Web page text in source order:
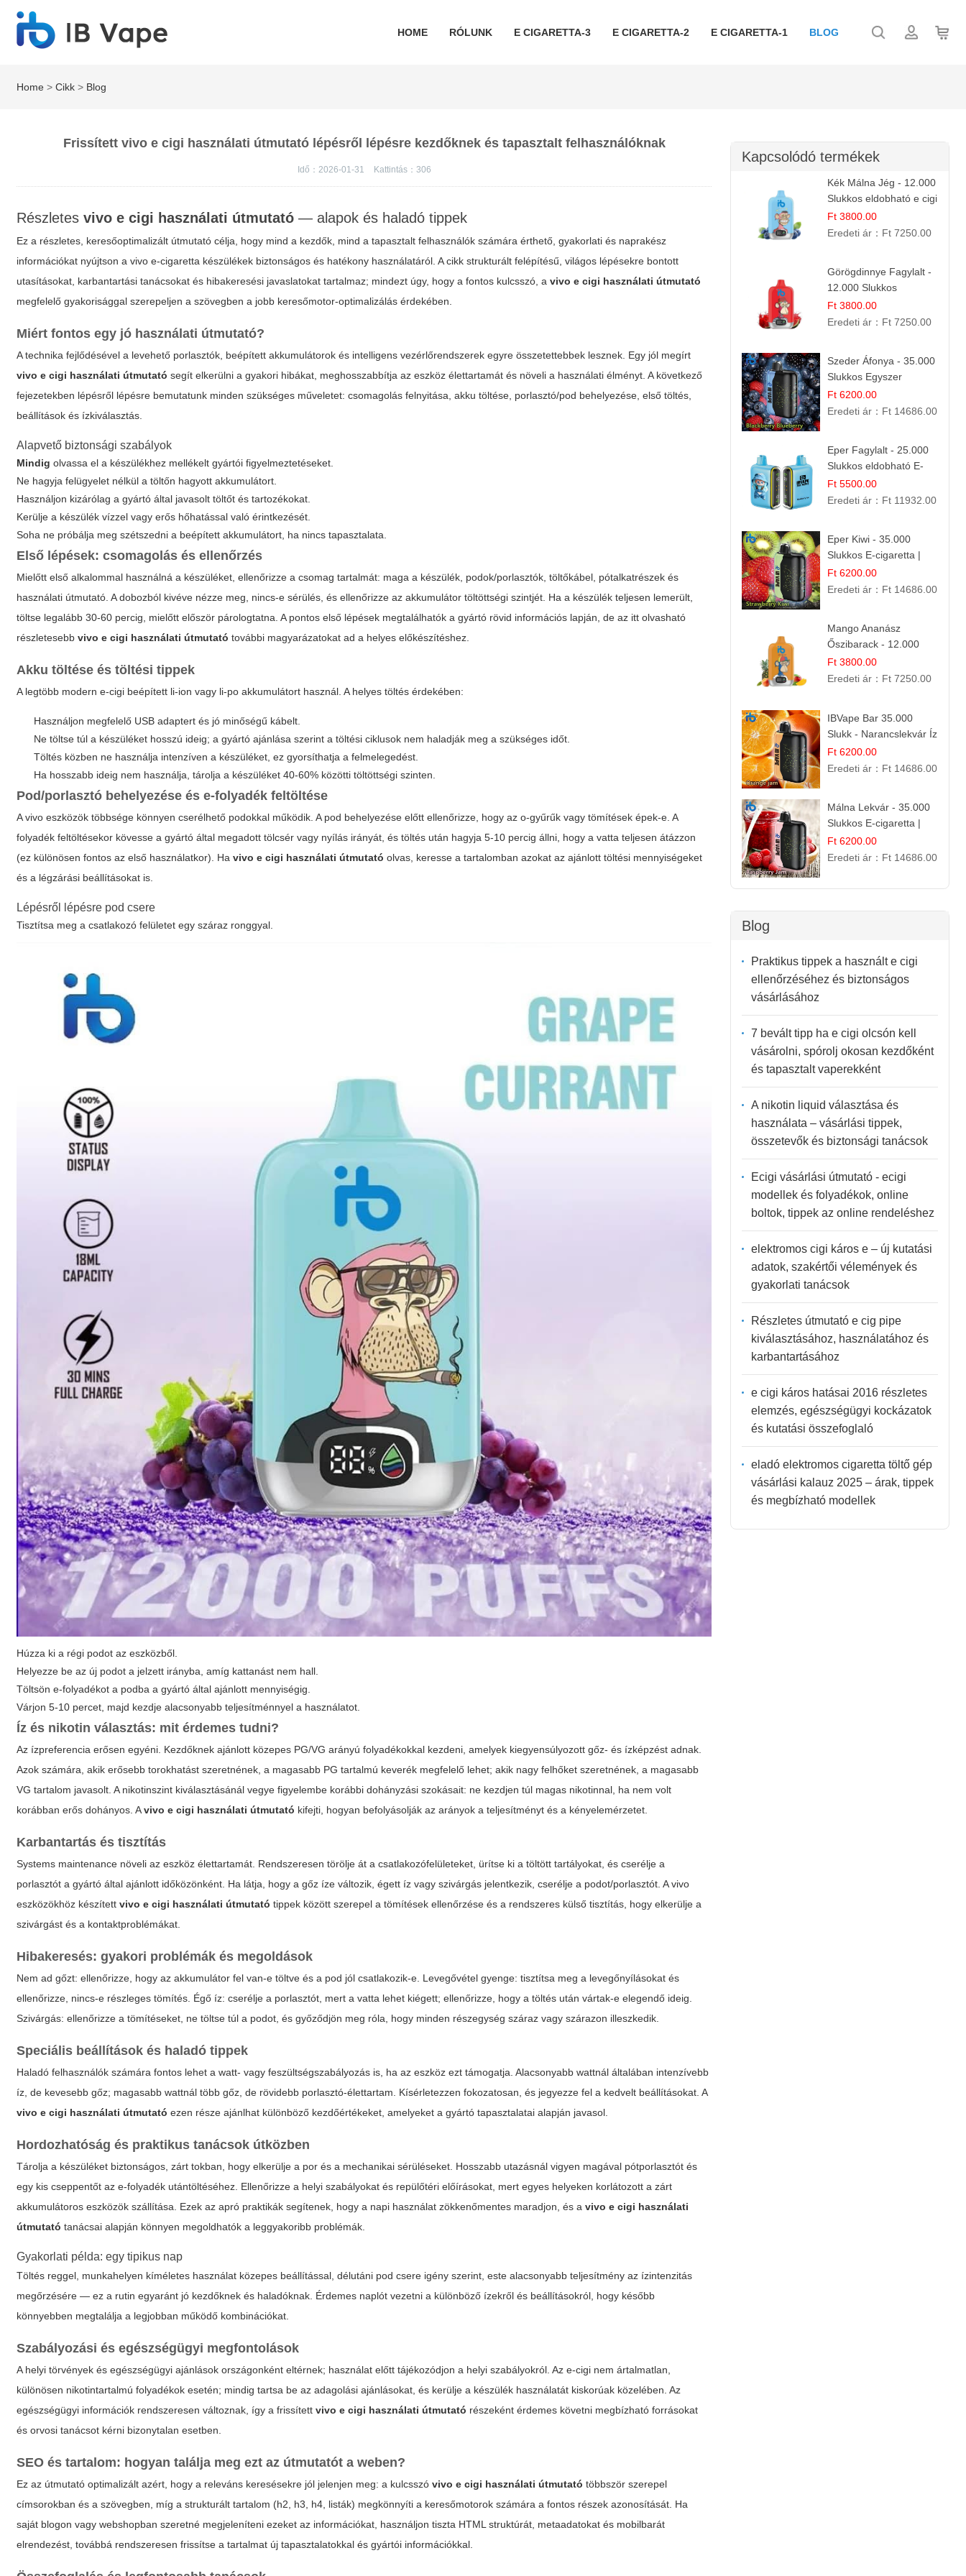
HOME RÓLUNK E CIGARETTA-3 E CIGARETTA-2 E CIGARETTA-1 BLOG
Home >Cikk > Blog
Frissített vivo e cigi használati útmutató lépésről lépésre kezdőknek és tapasztalt felhasználóknak
Idő：2026-01-31 Kattintás： 306
Részletesvivo e cigi használati útmutató — alapok és haladó tippek
Ez a részletes, keresőoptimalizált útmutató célja, hogy mind a kezdők, mind a tapasztalt felhasználók számára érthető, gyakorlati és naprakész
információkat nyújtson a vivo e-cigaretta készülékek biztonságos és hatékony használatáról. A cikk strukturált felépítésű, világos lépésekre bontott
utasításokat, karbantartási tanácsokat és hibakeresési javaslatokat tartalmaz; mindezt úgy, hogy a fontos kulcsszó, avivo e cigi használati útmutató
megfelelő gyakorisággal szerepeljen a szövegben a jobb keresőmotor-optimalizálás érdekében.
Miért fontos egy jó használati útmutató?
A technika fejlődésével a levehető porlasztók, beépített akkumulátorok és intelligens vezérlőrendszerek egyre összetettebbek lesznek. Egy jól megírt
vivo e cigi használati útmutató segít elkerülni a gyakori hibákat, meghosszabbítja az eszköz élettartamát és növeli a használati élményt. A következő
fejezetekben lépésről lépésre bemutatunk minden szükséges műveletet: csomagolás felnyitása, akku töltése, porlasztó/pod behelyezése, első töltés,
beállítások és ízkiválasztás.
Alapvető biztonsági szabályok
Mindig olvassa el a készülékhez mellékelt gyártói figyelmeztetéseket.
Ne hagyja felügyelet nélkül a töltőn hagyott akkumulátort.
Használjon kizárólag a gyártó által javasolt töltőt és tartozékokat.
Kerülje a készülék vízzel vagy erős hőhatással való érintkezését.
Soha ne próbálja meg szétszedni a beépített akkumulátort, ha nincs tapasztalata.
Első lépések: csomagolás és ellenőrzés
Mielőtt első alkalommal használná a készüléket, ellenőrizze a csomag tartalmát: maga a készülék, podok/porlasztók, töltőkábel, pótalkatrészek és
használati útmutató. A dobozból kivéve nézze meg, nincs-e sérülés, és ellenőrizze az akkumulátor töltöttségi szintjét. Ha a készülék teljesen lemerült,
töltse legalább 30-60 percig, mielőtt először párologtatna. A pontos első lépések megtalálhatók a gyártó rövid információs lapján, de az itt olvasható
részletesebbvivo e cigi használati útmutató további magyarázatokat ad a helyes előkészítéshez.
Akku töltése és töltési tippek
A legtöbb modern e-cigi beépített li-ion vagy li-po akkumulátort használ. A helyes töltés érdekében:
Használjon megfelelő USB adaptert és jó minőségű kábelt.
Ne töltse túl a készüléket hosszú ideig; a gyártó ajánlása szerint a töltési ciklusok nem haladják meg a szükséges időt.
Töltés közben ne használja intenzíven a készüléket, ez gyorsíthatja a felmelegedést.
Ha hosszabb ideig nem használja, tárolja a készüléket 40-60% közötti töltöttségi szinten.
Pod/porlasztó behelyezése és e-folyadék feltöltése
A vivo eszközök többsége könnyen cserélhető podokkal működik. A pod behelyezése előtt ellenőrizze, hogy az o-gyűrűk vagy tömítések épek-e. A
folyadék feltöltésekor kövesse a gyártó által megadott tölcsér vagy nyílás irányát, és töltés után hagyja 5-10 percig állni, hogy a vatta teljesen átázzon
(ez különösen fontos az első használatkor). Havivo e cigi használati útmutató olvas, keresse a tartalomban azokat az ajánlott töltési mennyiségeket
és a légzárási beállításokat is.
Lépésről lépésre pod csere
Tisztítsa meg a csatlakozó felületet egy száraz ronggyal.
Húzza ki a régi podot az eszközből.
Helyezze be az új podot a jelzett irányba, amíg kattanást nem hall.
Töltsön e-folyadékot a podba a gyártó által ajánlott mennyiségig.
Várjon 5-10 percet, majd kezdje alacsonyabb teljesítménnyel a használatot.
Íz és nikotin választás: mit érdemes tudni?
Az ízpreferencia erősen egyéni. Kezdőknek ajánlott közepes PG/VG arányú folyadékokkal kezdeni, amelyek kiegyensúlyozott gőz- és ízképzést adnak.
Azok számára, akik erősebb torokhatást szeretnének, a magasabb PG tartalmú keverék megfelelő lehet; akik nagy felhőket szeretnének, a magasabb
VG tartalom javasolt. A nikotinszint kiválasztásánál vegye figyelembe korábbi dohányzási szokásait: ne kezdjen túl magas nikotinnal, ha nem volt
korábban erős dohányos. Avivo e cigi használati útmutató kifejti, hogyan befolyásolják az arányok a teljesítményt és a kényelemérzetet.
Karbantartás és tisztítás
Systems maintenance növeli az eszköz élettartamát. Rendszeresen törölje át a csatlakozófelületeket, ürítse ki a töltött tartályokat, és cserélje a
porlasztót a gyártó által ajánlott időközönként. Ha látja, hogy a gőz íze változik, égett íz vagy szivárgás jelentkezik, cserélje a podot/porlasztót. Avivo
eszközökhöz készítettvivo e cigi használati útmutató tippek között szerepel a tömítések ellenőrzése és a rendszeres külső tisztítás, hogy elkerülje a
szivárgást és a kontaktproblémákat.
Hibakeresés: gyakori problémák és megoldások
Nem ad gőzt: ellenőrizze, hogy az akkumulátor fel van-e töltve és a pod jól csatlakozik-e. Levegővétel gyenge: tisztítsa meg a levegőnyílásokat és
ellenőrizze, nincs-e részleges tömítés. Égő íz: cserélje a porlasztót, mert a vatta lehet kiégett; ellenőrizze, hogy a töltés után vártak-e elegendő ideig.
Szivárgás: ellenőrizze a tömítéseket, ne töltse túl a podot, és győződjön meg róla, hogy minden részegység száraz vagy szárazon illeszkedik.
Speciális beállítások és haladó tippek
Haladó felhasználók számára fontos lehet a watt- vagy feszültségszabályozás is, ha az eszköz ezt támogatja. Alacsonyabb wattnál általában intenzívebb
íz, de kevesebb gőz; magasabb wattnál több gőz, de rövidebb porlasztó-élettartam. Kísérletezzen fokozatosan, és jegyezze fel a kedvelt beállításokat. A
vivo e cigi használati útmutató ezen része ajánlhat különböző kezdőértékeket, amelyeket a gyártó tapasztalatai alapján javasol.
Hordozhatóság és praktikus tanácsok útközben
Tárolja a készüléket biztonságos, zárt tokban, hogy elkerülje a por és a mechanikai sérüléseket. Hosszabb utazásnál vigyen magával pótporlasztót és
egy kis cseppentőt az e-folyadék utántöltéséhez. Ellenőrizze a helyi szabályokat és repülőtéri előírásokat, mert egyes helyeken korlátozott a zárt
akkumulátoros eszközök szállítása. Ezek az apró praktikák segítenek, hogy a napi használat zökkenőmentes maradjon, és avivo e cigi használati
útmutató tanácsai alapján könnyen megoldhatók a leggyakoribb problémák.
Gyakorlati példa: egy tipikus nap
Töltés reggel, munkahelyen kíméletes használat közepes beállítással, délutáni pod csere igény szerint, este alacsonyabb teljesítmény az ízintenzitás
megőrzésére — ez a rutin egyaránt jó kezdőknek és haladóknak. Érdemes naplót vezetni a különböző ízekről és beállításokról, hogy később
könnyebben megtalálja a legjobban működő kombinációkat.
Szabályozási és egészségügyi megfontolások
A helyi törvények és egészségügyi ajánlások országonként eltérnek; használat előtt tájékozódjon a helyi szabályokról. Az e-cigi nem ártalmatlan,
különösen nikotintartalmú folyadékok esetén; mindig tartsa be az adagolási ajánlásokat, és kerülje a készülék használatát kiskorúak közelében. Az
egészségügyi információk rendszeresen változnak, így a frissítettvivo e cigi használati útmutató részeként érdemes követni megbízható forrásokat
és orvosi tanácsot kérni bizonytalan esetben.
SEO és tartalom: hogyan találja meg ezt az útmutatót a weben?
Ez az útmutató optimalizált azért, hogy a releváns keresésekre jól jelenjen meg: a kulcsszóvivo e cigi használati útmutató többször szerepel
címsorokban és a szövegben, míg a strukturált tartalom (h2, h3, h4, listák) megkönnyíti a keresőmotorok számára a fontos részek azonosítását. Ha
saját blogon vagy webshopban szeretné megjeleníteni ezeket az információkat, használjon tiszta HTML struktúrát, metaadatokat és mobilbarát
elrendezést, továbbá rendszeresen frissítse a tartalmat új tapasztalatokkal és gyártói információkkal.
Kapcsolódó termékek
Kék Málna Jég - 12.000
Slukkos eldobható e cigi
| Frissítő Bogyós Íz
Ft 3800.00
Eredeti ár： Ft 7250.00
Görögdinnye Fagylalt -
12.000 Slukkos
eldobható e-Cigaretta
Ft 3800.00
Eredeti ár： Ft 7250.00
Szeder Áfonya - 35.000
Slukkos Egyszer
Használatos E-cigaretta
| Prémium Ízélmény
Ft 6200.00
Eredeti ár： Ft 14686.00
Eper Fagylalt - 25.000
Slukkos eldobható E-
cigaretta | Édes
Desszert Íz
Ft 5500.00
Eredeti ár： Ft 11932.00
Eper Kiwi - 35.000
Slukkos E-cigaretta |
IBVape Bar Friss
Gyümölcs Ízek
Ft 6200.00
Eredeti ár： Ft 14686.00
Mango Ananász
Őszibarack - 12.000
Slukkos eldobható e-
Cigaretta
Ft 3800.00
Eredeti ár： Ft 7250.00
IBVape Bar 35.000
Slukk - Narancslekvár Íz
| Prémium E-cigaretta
Ft 6200.00
Eredeti ár： Ft 14686.00
Málna Lekvár - 35.000
Slukkos E-cigaretta |
IBVape Bar Édes
Gyümölcs Íz
Ft 6200.00
Eredeti ár： Ft 14686.00
Blog
Praktikus tippek a használt e cigi
ellenőrzéséhez és biztonságos
vásárlásához
7 bevált tipp ha e cigi olcsón kell
vásárolni, spórolj okosan kezdőként
és tapasztalt vaperekként
A nikotin liquid választása és
használata – vásárlási tippek,
összetevők és biztonsági tanácsok
Ecigi vásárlási útmutató - ecigi
modellek és folyadékok, online
boltok, tippek az online rendeléshez
elektromos cigi káros e – új kutatási
adatok, szakértői vélemények és
gyakorlati tanácsok
Részletes útmutató e cig pipe
kiválasztásához, használatához és
karbantartásához
e cigi káros hatásai 2016 részletes
elemzés, egészségügyi kockázatok
és kutatási összefoglaló
eladó elektromos cigaretta töltő gép
vásárlási kalauz 2025 – árak, tippek
és megbízható modellek